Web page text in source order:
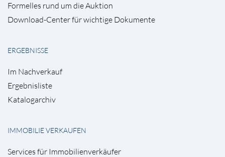
Formelles rund um die Auktion
Download-Center für wichtige Dokumente
ERGEBNISSE
Im Nachverkauf
Ergebnisliste
Katalogarchiv
IMMOBILIE VERKAUFEN
Services für Immobilienverkäufer